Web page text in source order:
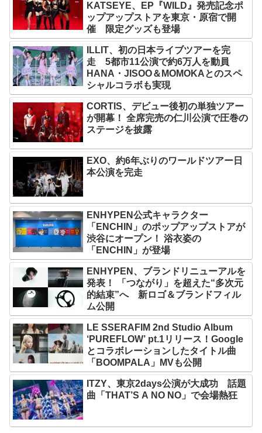
KATSEYE、EP『WILD』発売記念ポ
ップアップストアを東京・原宿で開
催 限定グッズも登場
ILLIT、初の日本ライブツアーを完
走 5都市11公演で約6万人を動員
HANA・JISOO＆MOMOKAとのスペ
シャルコラボも実現
CORTIS、デビュー後初の単独ツアー
が開幕！ 全席完売の仁川公演で圧巻の
ステージを披露
EXO、約6年ぶりのワールドツアー日
本公演を完走
ENHYPEN公式キャラクター
「ENCHIN」のポップアップストアが
渋谷にオープン！ 浴衣姿の
「ENCHIN」が登場
ENHYPEN、ブランドリニューアルを
発表！ 「つながり」を超えた“多次元
的結束”へ 新ロゴ＆ブランドフィル
ム公開
LE SSERAFIM 2nd Studio Album
‘PUREFLOW’ pt.1リリース！Google
とコラボレーションしたタイトル曲
「BOOMPALA」MVも公開
ITZY、東京2days公演が大成功 話題
曲「THAT’S A NO NO」で会場熱狂